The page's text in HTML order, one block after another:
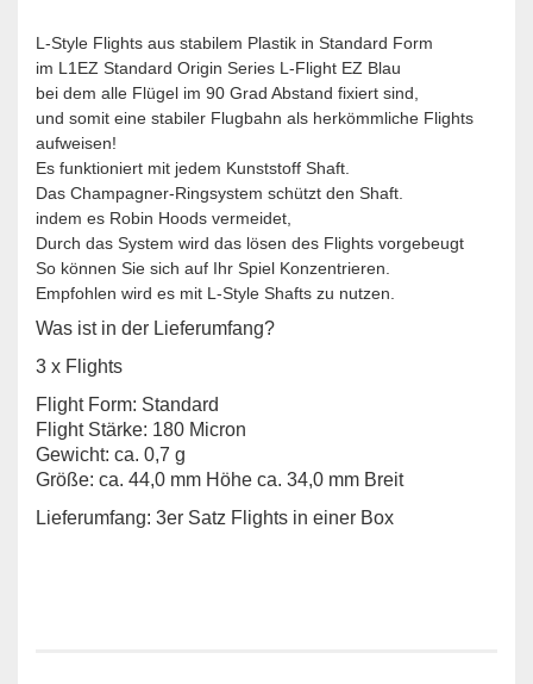
L-Style Flights aus stabilem Plastik in Standard Form
im L1EZ Standard Origin Series L-Flight EZ Blau
bei dem alle Flügel im 90 Grad Abstand fixiert sind,
und somit eine stabiler Flugbahn als herkömmliche Flights
aufweisen!
Es funktioniert mit jedem Kunststoff Shaft.
Das Champagner-Ringsystem schützt den Shaft.
indem es Robin Hoods vermeidet,
Durch das System wird das lösen des Flights vorgebeugt
So können Sie sich auf Ihr Spiel Konzentrieren.
Empfohlen wird es mit L-Style Shafts zu nutzen.
Was ist in der Lieferumfang?
3 x Flights
Flight Form: Standard
Flight Stärke: 180 Micron
Gewicht: ca. 0,7 g
Größe: ca. 44,0 mm Höhe ca. 34,0 mm Breit
Lieferumfang: 3er Satz Flights in einer Box